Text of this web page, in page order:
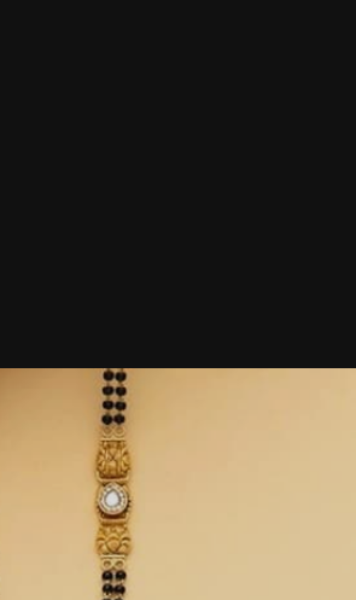
స్టైల్ నల్లపూసలదండ
ప్రస్తుతం ట్రెండ్ లో ఉంది. చిన్న
డిజైన్ లో ఉన్న హెవీ గోల్డ్ లాకెట్ మీ
చేస్తుంది. రాయల్ లుక్ ఇస్తుంది.